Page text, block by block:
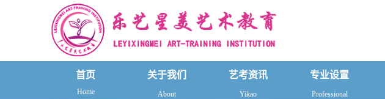
首页
Home
关于我们
About
艺考资讯
Yikao
专业设置
Professional